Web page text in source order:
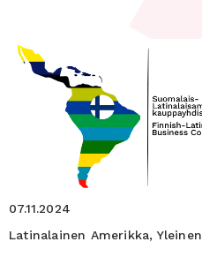
07.11.2024
Latinalainen Amerikka, Yleinen